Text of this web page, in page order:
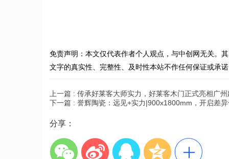
免责声明：本文仅代表作者个人观点，与中创网无关。
文字的真实性、完整性、及时性本站不作任何保证或承
上一篇 : 传承好莱客大师实力，好莱客木门正式亮相广
下一篇 : 誉辉陶瓷：远见+实力|900x1800mm，开启差
分享：